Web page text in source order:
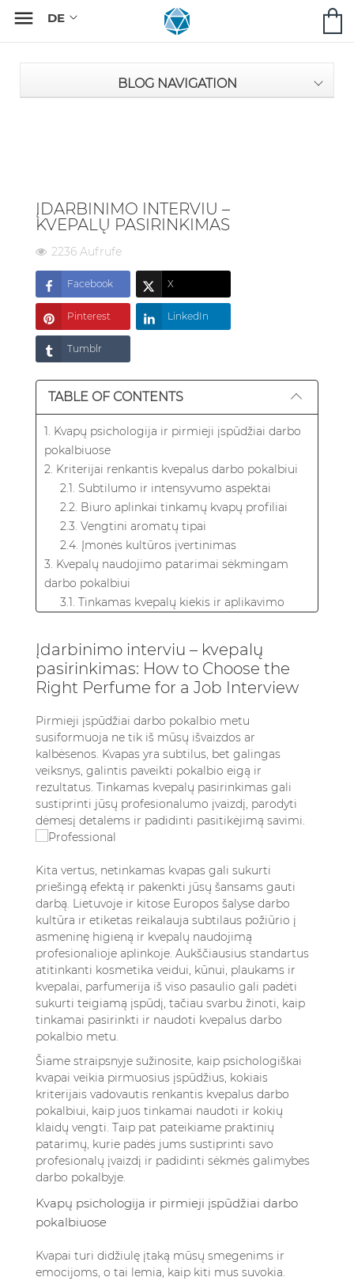

BLOG NAVIGATION
ĮDARBINIMO INTERVIU –
KVEPALŲ PASIRINKIMAS
2236 Aufrufe
Facebook X
Pinterest LinkedIn
Tumblr
TABLE OF CONTENTS
1. Kvapų psichologija ir pirmieji įspūdžiai darbo
pokalbiuose
2. Kriterijai renkantis kvepalus darbo pokalbiui
2.1. Subtilumo ir intensyvumo aspektai
2.2. Biuro aplinkai tinkamų kvapų profiliai
2.3. Vengtini aromatų tipai
2.4. Įmonės kultūros įvertinimas
3. Kvepalų naudojimo patarimai sėkmingam
darbo pokalbiui
3.1. Tinkamas kvepalų kiekis ir aplikavimo
3.2. Laiko planavimas
3.3. Sluoksniavimo strategija
4. Dažniausios klaidos – kvepalų naudojimo
darbo pokalbiuose nepageidautini aspektai
4.1. Perdozavimas – dažniausia klaida
4.2. Netinkamų aromatų pasirinkimas
4.3. Ignoravimas įmonės kultūros ir aplinkos
4.4. Kvepalų buteliuko pasiėmimas
papildomam purškimui
4.5. Netinkamas derėjimas su kitais kvapais
5. Išvados ir rekomendacijos
6.1. 1. Kokio tipo kvepalai yra geriausi darbo
pokalbiui?
6.2. 2. Kiek kvepalų turėčiau naudoti prieš
darbo pokalbį?
6.3. 3. Ar kvepalų naudojimas darbo pokalbyje
gali sukelti neigiamą įspūdį?
6.4. 4. Ar vyrai ir moterys turėtų rinktis
skirtingus kvepalus darbo pokalbiui?
6.5. 5. Ar yra kvepalų, specialiai sukurtų
profesinei aplinkai?
Įdarbinimo interviu – kvepalų
pasirinkimas: How to Choose the
Right Perfume for a Job Interview
Pirmieji įspūdžiai darbo pokalbio metu
susiformuoja ne tik iš mūsų išvaizdos ar
kalbėsenos. Kvapas yra subtilus, bet galingas
veiksnys, galintis paveikti pokalbio eigą ir
rezultatus. Tinkamas kvepalų pasirinkimas gali
sustiprinti jūsų profesionalumo įvaizdį, parodyti
dėmesį detalėms ir padidinti pasitikėjimą savimi.
Kita vertus, netinkamas kvapas gali sukurti
priešingą efektą ir pakenkti jūsų šansams gauti
darbą. Lietuvoje ir kitose Europos šalyse darbo
kultūra ir etiketas reikalauja subtilaus požiūrio į
asmeninę higieną ir kvepalų naudojimą
profesionalioje aplinkoje. Aukščiausius standartus
atitinkanti kosmetika veidui, kūnui, plaukams ir
kvepalai, parfumerija iš viso pasaulio gali padėti
sukurti teigiamą įspūdį, tačiau svarbu žinoti, kaip
tinkamai pasirinkti ir naudoti kvepalus darbo
pokalbio metu.
Šiame straipsnyje sužinosite, kaip psichologiškai
kvapai veikia pirmuosius įspūdžius, kokiais
kriterijais vadovautis renkantis kvepalus darbo
pokalbiui, kaip juos tinkamai naudoti ir kokių
klaidų vengti. Taip pat pateikiame praktinių
patarimų, kurie padės jums sustiprinti savo
profesionalų įvaizdį ir padidinti sėkmės galimybes
darbo pokalbyje.
Kvapų psichologija ir pirmieji įspūdžiai darbo
pokalbiuose
Kvapai turi didžiulę įtaką mūsų smegenims ir
emocijoms, o tai lemia, kaip kiti mus suvokia.